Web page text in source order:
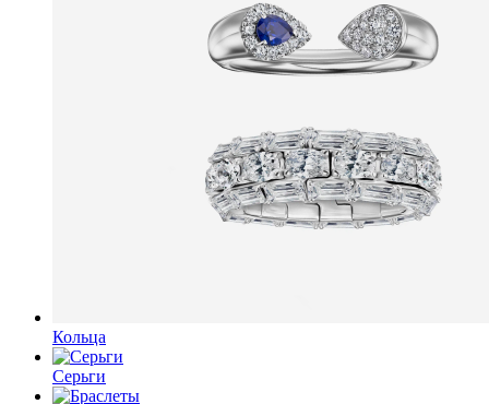
Кольца
Серьги